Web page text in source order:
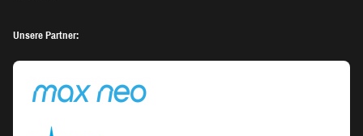
Unsere Partner: